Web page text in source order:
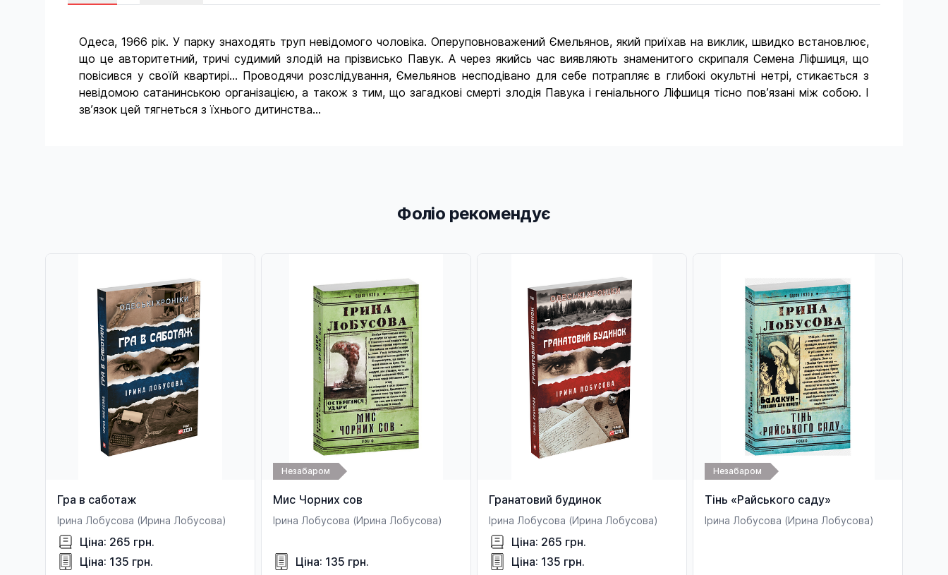
Одеса, 1966 рік. У парку знаходять труп невідомого чоловіка. Оперуповноважений Ємельянов, який приїхав на виклик, швидко встановлює,
що це авторитетний, тричі судимий злодій на прізвисько Павук. А через якийсь час виявляють знаменитого скрипаля Семена Ліфшиця, що
повісився у своїй квартирі... Проводячи розслідування, Ємельянов несподівано для себе потрапляє в глибокі окультні нетрі, стикається з
невідомою сатанинською організацією, а також з тим, що загадкові смерті злодія Павука і геніального Ліфшиця тісно пов’язані між собою. І
зв’язок цей тягнеться з їхнього дитинства…
Фоліо рекомендує
Гра в саботаж
Ірина Лобусова (Ирина Лобусова)
Ціна: 265 грн.
Ціна: 135 грн.
Незабаром
Мис Чорних сов
Ірина Лобусова (Ирина Лобусова)
Ціна: 135 грн.
Гранатовий будинок
Ірина Лобусова (Ирина Лобусова)
Ціна: 265 грн.
Ціна: 135 грн.
Незабаром
Тінь «Райського саду»
Ірина Лобусова (Ирина Лобусова)